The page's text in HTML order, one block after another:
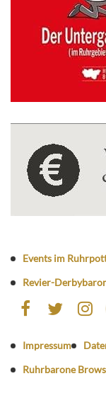
Events im
Revier-
Impressum
Ruhrbarone